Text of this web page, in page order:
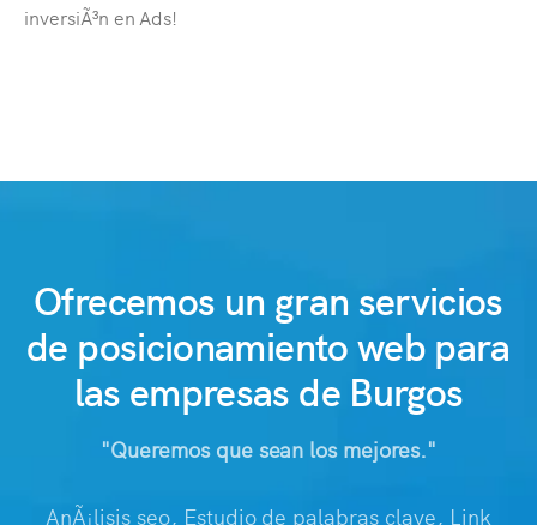
inversiÃ³n en Ads!
Ofrecemos un gran servicios
de posicionamiento web para
las empresas de Burgos
"Queremos que sean los mejores."
AnÃ¡lisis seo, Estudio de palabras clave, Link